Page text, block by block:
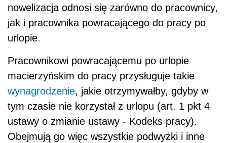
nowelizacja odnosi się zarówno do pracownicy,
jak i pracownika powracającego do pracy po
urlopie.
Pracownikowi powracającemu po urlopie
macierzyńskim do pracy przysługuje takie
wynagrodzenie, jakie otrzymywałby, gdyby w
tym czasie nie korzystał z urlopu (art. 1 pkt 4
ustawy o zmianie ustawy - Kodeks pracy).
Obejmują go więc wszystkie podwyżki i inne